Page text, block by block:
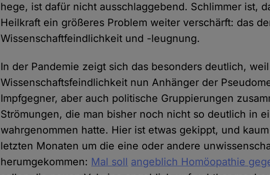
hege, ist dafür nicht ausschlaggebend. Schlimmer ist,
Heilkraft ein größeres Problem weiter verschärft: das
Wissenschaftfeindlichkeit und -leugnung.
In der Pandemie zeigt sich das besonders deutlich,
Wissenschaftsfeindlichkeit nun Anhänger der
Impfgegner, aber auch politische Gruppierungen
Strömungen, die man bisher noch nicht so deutlich in
wahrgenommen hatte. Hier ist etwas gekippt, und
letzten Monaten um die eine oder andere
herumgekommen: Mal soll angeblich Homöopathie